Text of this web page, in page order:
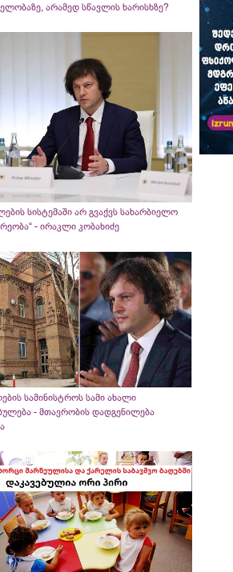
არამედ სწავლის ხარისხზე?
სისტემაში არ გვაქვს სახარბიელო
- ირაკლი კობახიძე
სამინისტროს სამი ახალი
- მთავრობის დადგენილება